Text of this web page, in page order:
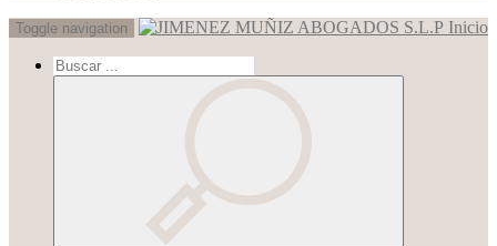
Toggle navigation Inicio